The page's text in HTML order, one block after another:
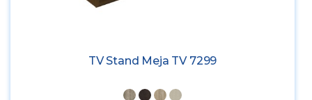
TV Stand Meja TV 7299